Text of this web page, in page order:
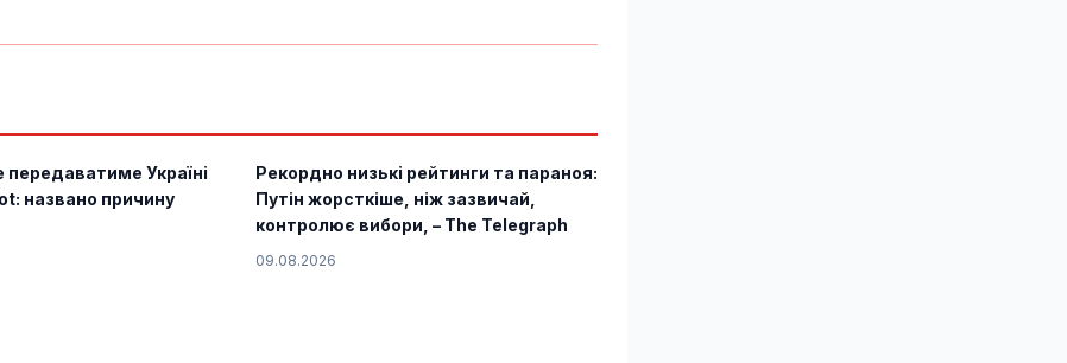
передаватиме Україні
названо причину
Рекордно низькі рейтинги та параноя:
Путін жорсткіше, ніж зазвичай,
контролює вибори, – The Telegraph
09.08.2026